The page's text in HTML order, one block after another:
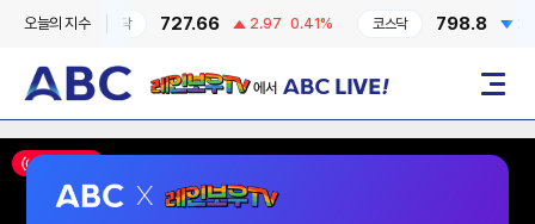
오늘의 지수
코스닥 727.66 2.97 0.41% 코스닥 798.8 2.87
레인보우TV에서 ABC LIVE! 메뉴
ON AIR